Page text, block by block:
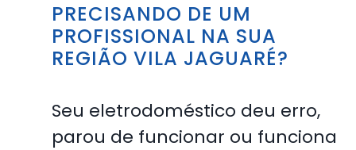
PRECISANDO DE UM
PROFISSIONAL NA SUA
REGIÃO VILA JAGUARÉ?
Seu eletrodoméstico deu erro,
parou de funcionar ou funciona